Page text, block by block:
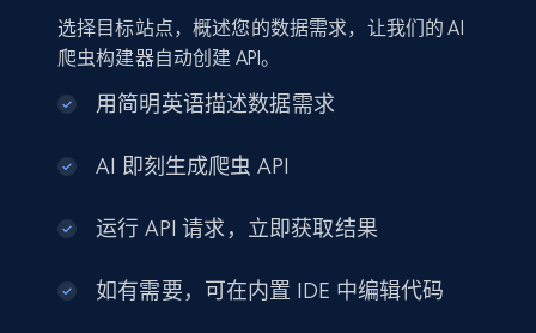
选择目标站点，概述您的数据需求，让我们的 AI
爬虫构建器自动创建 API。
用简明英语描述数据需求
AI 即刻生成爬虫 API
运行 API 请求，立即获取结果
如有需要，可在内置 IDE 中编辑代码